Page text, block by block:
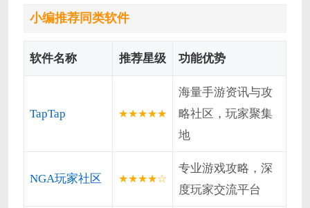
小编推荐同类软件
软件名称 推荐星级 功能优势
TapTap ★★★★★
海量手游资讯与攻
略社区，玩家聚集
地
NGA玩家社区 ★★★★☆
专业游戏攻略，深
度玩家交流平台